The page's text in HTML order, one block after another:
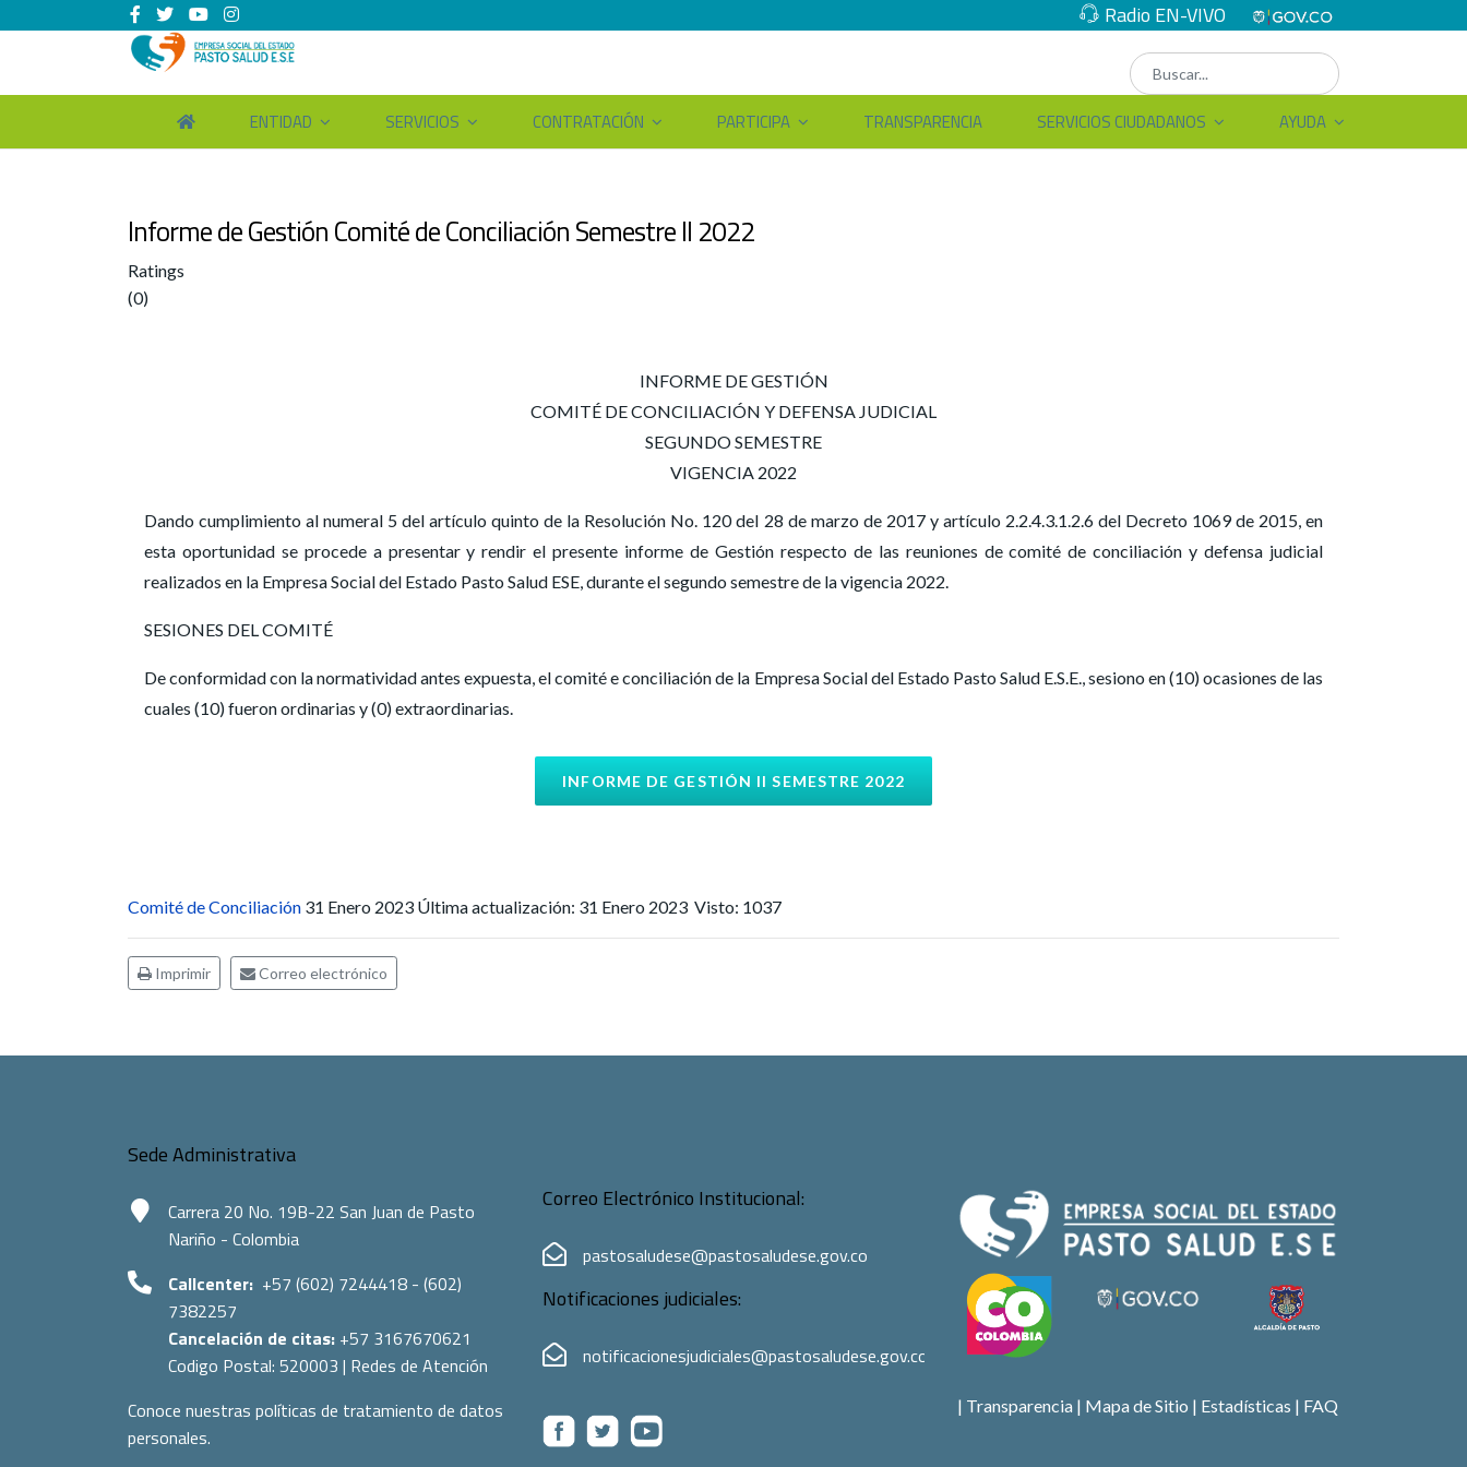
Radio EN-VIVO
ENTIDAD SERVICIOS CONTRATACIÓN PARTICIPA TRANSPARENCIA SERVICIOS CIUDADANOS AYUDA
Informe de Gestión Comité de Conciliación Semestre II 2022
Ratings
(0)
INFORME DE GESTIÓN
COMITÉ DE CONCILIACIÓN Y DEFENSA JUDICIAL
SEGUNDO SEMESTRE
VIGENCIA 2022
Dando cumplimiento al numeral 5 del artículo quinto de la Resolución No. 120 del 28 de marzo de 2017 y artículo 2.2.4.3.1.2.6 del Decreto 1069 de 2015, en
esta oportunidad se procede a presentar y rendir el presente informe de Gestión respecto de las reuniones de comité de conciliación y defensa judicial
realizados en la Empresa Social del Estado Pasto Salud ESE, durante el segundo semestre de la vigencia 2022.
SESIONES DEL COMITÉ
De conformidad con la normatividad antes expuesta, el comité e conciliación de la Empresa Social del Estado Pasto Salud E.S.E., sesiono en (10) ocasiones de las
cuales (10) fueron ordinarias y (0) extraordinarias.
INFORME DE GESTIÓN II SEMESTRE 2022
Comité de Conciliación 31 Enero 2023 Última actualización: 31 Enero 2023 Visto: 1037
Imprimir Correo electrónico
Sede Administrativa
Carrera 20 No. 19B-22 San Juan de Pasto
Nariño - Colombia
Callcenter: +57 (602) 7244418 - (602)
7382257
Cancelación de citas: +57 3167670621
Codigo Postal: 520003 | Redes de Atención
Conoce nuestras políticas de tratamiento de datos
personales.
Correo Electrónico Institucional:
pastosaludese@pastosaludese.gov.co
Notificaciones judiciales:
notificacionesjudiciales@pastosaludese.gov.co
| Transparencia | Mapa de Sitio | Estadísticas | FAQ